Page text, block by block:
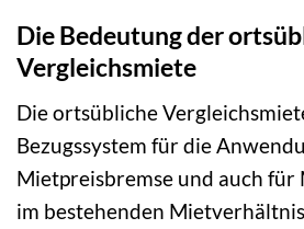
Die Bedeutung der
Vergleichsmiete
Die ortsübliche
Bezugssystem für die
Mietpreisbremse und auch
im bestehenden